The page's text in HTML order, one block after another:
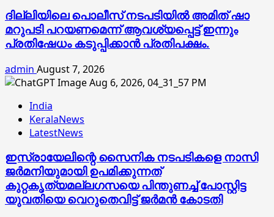
ദില്ലിയിലെ പൊലീസ് നടപടിയിൽ അമിത് ഷാ
മറുപടി പറയണമെന്ന് ആവശ്യപ്പെട്ട് ഇന്നും
പ്രതിഷേധം കടുപ്പിക്കാൻ പ്രതിപക്ഷം.
admin August 7, 2026
India
KeralaNews
LatestNews
ഇസ്രായേലിന്റെ സൈനിക നടപടികളെ നാസി
ജര്‍മനിയുമായി ഉപമിക്കുന്നത്
കുറ്റകൃത്യമല്ലഗസയെ പിന്തുണച്ച് പോസ്റ്റിട്ട
യുവതിയെ വെറുതെവിട്ട് ജര്‍മന്‍ കോടതി